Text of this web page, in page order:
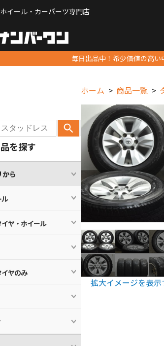
イール・カーパーツ専門店
毎日出品中！希少価値の高い
ホーム 商品一覧
拡大イメージを表示
を探す
ら
ヤ・ホイール
ヤのみ